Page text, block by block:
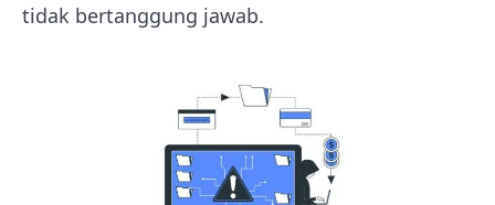
tidak bertanggung jawab.